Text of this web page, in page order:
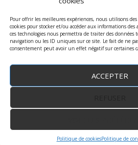
Pour offrir les meilleures expériences, nous utilisons
cookies pour stocker et/ou accéder aux informations des
ces technologies nous permettra de traiter des données
navigation ou les ID uniques sur ce site. Le fait de ne
consentement peut avoir un effet négatif sur certaines
ACCEPTER
Politique de cookiesPolitique de
protège
terre trois unlock
Copyright © 2023